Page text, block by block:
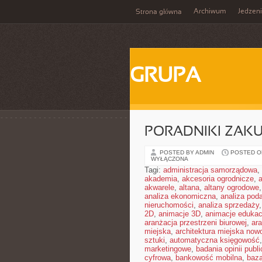
Strona główna Archiwum
GRUPA
PORADNIKI
POSTED BY ADMIN POSTED
WYŁĄCZONA
Tagi: administracja samorządowa,
akademia, akcesoria ogrodnicze,
akwarele, altana, altany ogrodowe,
analiza ekonomiczna, analiza
nieruchomości, analiza sprzedaży,
2D, animacje 3D, animacje
aranżacja przestrzeni biurowej,
miejska, architektura miejska
sztuki, automatyczna księgowość,
marketingowe, badania opinii
cyfrowa, bankowość mobilna,